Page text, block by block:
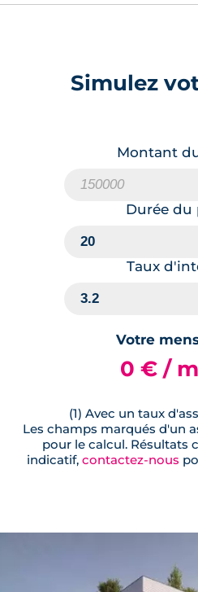
Simulez
Montant
Durée du
Taux
Votre
0 € /
(1) Avec un taux
Les champs marqués d'un
pour le calcul. Résultats
indicatif, contactez-nous